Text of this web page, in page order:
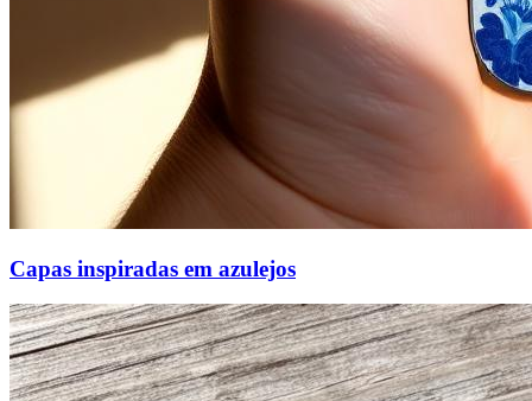
Capas inspiradas em azulejos